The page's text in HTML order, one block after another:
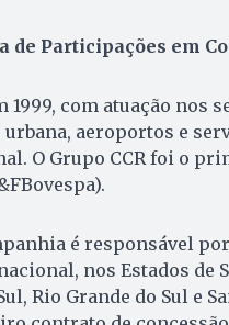
de Participações em
1999, com atuação nos
aeroportos e
O Grupo CCR foi o
é responsável
nos Estados de
Rio Grande do Sul e